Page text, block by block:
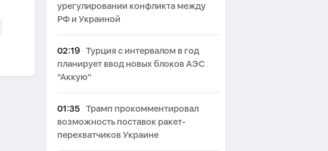
урегулировании конфликта между
РФ и Украиной
02:19 Турция с интервалом в год
планирует ввод новых блоков АЭС
"Аккую"
01:35 Трамп прокомментировал
возможность поставок ракет-
перехватчиков Украине